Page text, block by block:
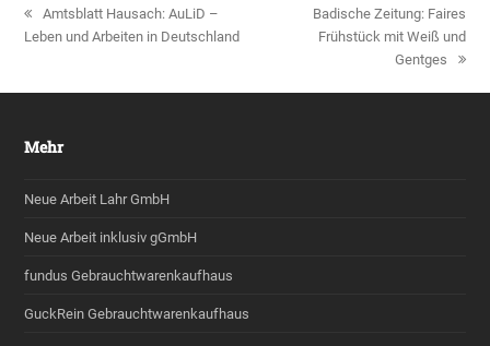
vorheriger
Beitrag:
Amtsblatt Hausach: AuLiD –
Leben und Arbeiten in Deutschland
Nächster
Beitrag:
Badische Zeitung: Faires
Frühstück mit Weiß und
Gentges
Mehr
Neue Arbeit Lahr GmbH
Neue Arbeit inklusiv gGmbH
fundus Gebrauchtwarenkaufhaus
GuckRein Gebrauchtwarenkaufhaus